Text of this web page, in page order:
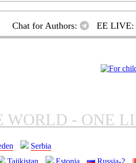
Chat for Authors: EE LIVE:
WORLD - ONE
Serbia
Tajikistan Estonia Russia-2